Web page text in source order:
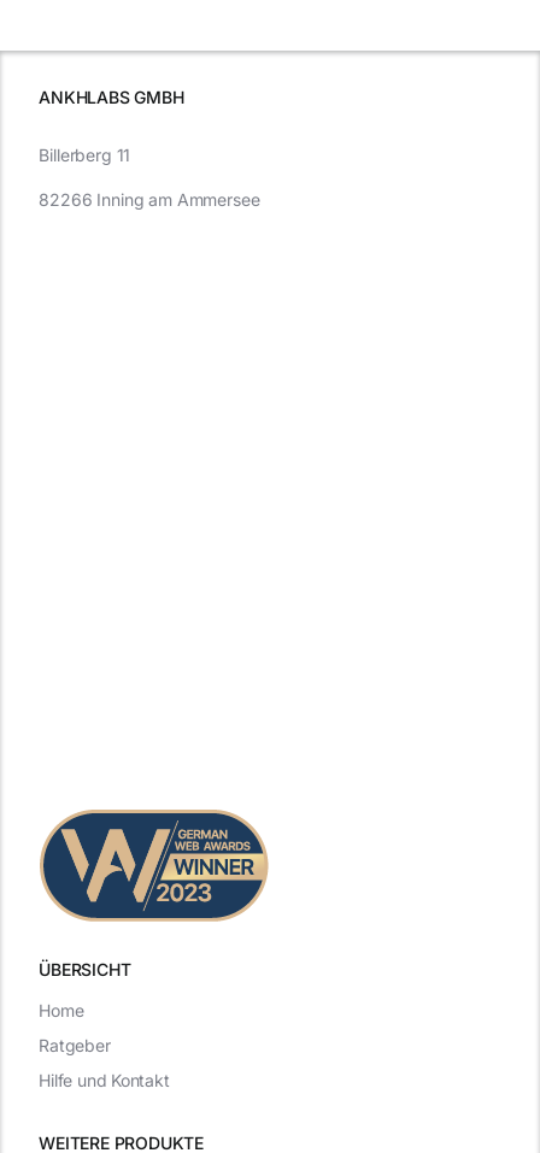
müssen
ANKHLABS GMBH
ÜBERSICHT
WEITERE PRODUKTE
Billerberg 11
82266 Inning am Ammersee
Home
Ratgeber
Hilfe und Kontakt